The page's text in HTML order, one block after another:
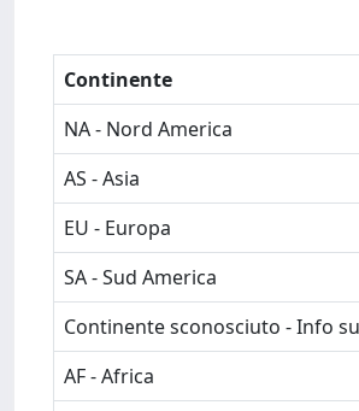
Continente
NA - Nord America
AS - Asia
EU - Europa
SA - Sud America
Continente sconosciuto - Info
AF - Africa